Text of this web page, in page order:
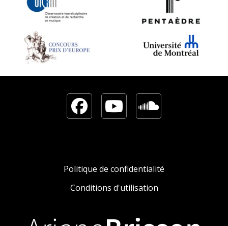
Facebook
YouTube
Politique de confidentialité
Conditions d'utilisation